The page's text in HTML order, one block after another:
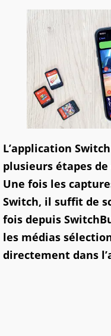
L’application
plusieurs étapes
Une fois les
Switch, il suffit de
fois depuis
les médias
directement dans